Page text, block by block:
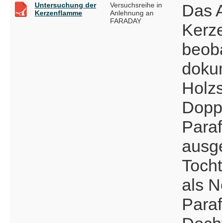
Untersuchung der
Kerzenflamme
Versuchsreihe in
Anlehnung an
FARADAY
Das
als